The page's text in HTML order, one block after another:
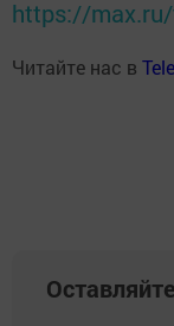
https://
Читайте нас в